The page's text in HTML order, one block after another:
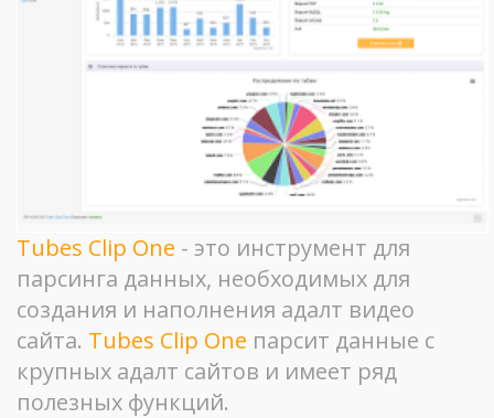
Tubes Clip One - это инструмент для
парсинга данных, необходимых для
создания и наполнения адалт видео
сайта. Tubes Clip One парсит данные с
крупных адалт сайтов и имеет ряд
полезных функций.